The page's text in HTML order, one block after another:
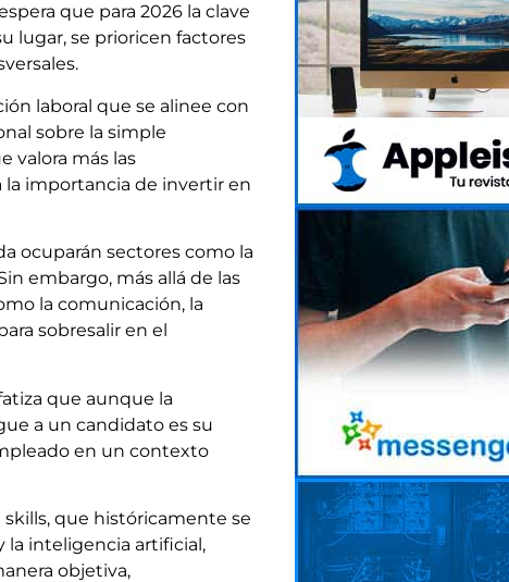
que para 2026 la clave
lugar, se prioricen factores
laboral que se alinee con
sobre la simple
valora más las
la importancia de invertir en
ocuparán sectores como la
embargo, más allá de las
la comunicación, la
sobresalir en el
que aunque la
a un candidato es su
en un contexto
skills, que históricamente se
la inteligencia artificial,
objetiva,